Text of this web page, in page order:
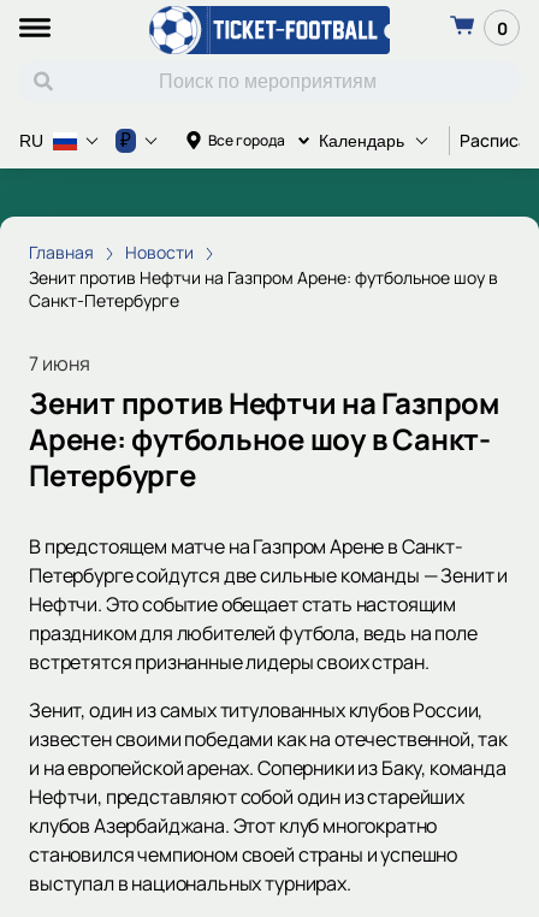
0
Все города Календарь
RU ₽
Главная
Новости
Зенит против Нефтчи на Газпром Арене: футбольное шоу в
Санкт-Петербурге
7 июня
Зенит против Нефтчи на Газпром
Арене: футбольное шоу в Санкт-
Петербурге
В предстоящем матче на Газпром Арене в Санкт-
Петербурге сойдутся две сильные команды — Зенит и
Нефтчи. Это событие обещает стать настоящим
праздником для любителей футбола, ведь на поле
встретятся признанные лидеры своих стран.
Зенит, один из самых титулованных клубов России,
известен своими победами как на отечественной, так
и на европейской аренах. Соперники из Баку, команда
Нефтчи, представляют собой один из старейших
клубов Азербайджана. Этот клуб многократно
становился чемпионом своей страны и успешно
выступал в национальных турнирах.